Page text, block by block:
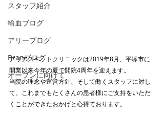
スタッフ紹介
輸血ブログ
アリーブログ
Branブログ
オープンに向けて
アリアスペットクリニックは2019年8月、平塚市に
開業以来今年の夏で開院4周年を迎えます。
当院の理念や運営方針、そして働くスタッフに対し
て、これまでもたくさんの患者様にご支持をいただ
くことができたおかげと心得ております。